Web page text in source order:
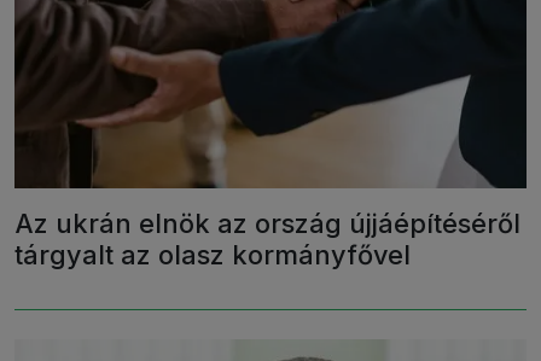
Az ukrán elnök az ország újjáépítéséről
tárgyalt az olasz kormányfővel